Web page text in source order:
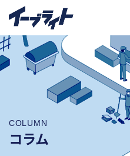
COLUMN
コラム